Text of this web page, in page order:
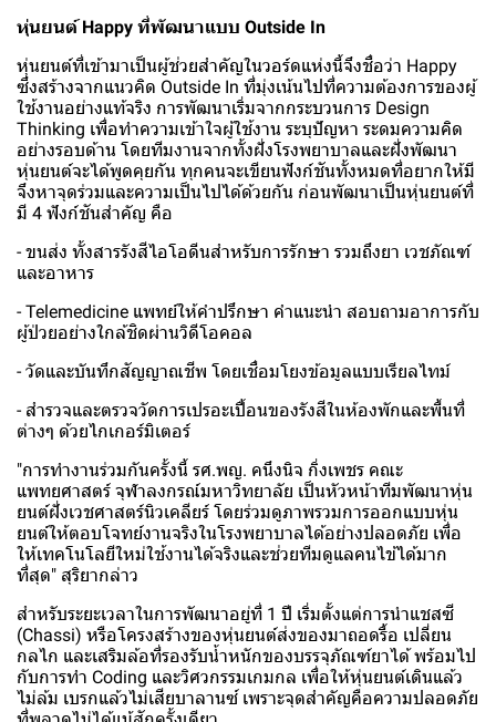
หุ่นยนต์ Happy ที่พัฒนาแบบ Outside In
หุ่นยนต์ที่เข้ามาเป็นผู้ช่วยสำคัญในวอร์ดแห่งนี้จึงชื่อว่า Happy
ซึ่งสร้างจากแนวคิด Outside In ที่มุ่งเน้นไปที่ความต้องการของผู้
ใช้งานอย่างแท้จริง การพัฒนาเริ่มจากกระบวนการ Design
Thinking เพื่อทำความเข้าใจผู้ใช้งาน ระบุปัญหา ระดมความคิด
อย่างรอบด้าน โดยทีมงานจากทั้งฝั่งโรงพยาบาลและฝั่งพัฒนา
หุ่นยนต์จะได้พูดคุยกัน ทุกคนจะเขียนฟังก์ชันทั้งหมดที่อยากให้มี
จึงหาจุดร่วมและความเป็นไปได้ด้วยกัน ก่อนพัฒนาเป็นหุ่นยนต์ที่
มี 4 ฟังก์ชันสำคัญ คือ
- ขนส่ง ทั้งสารรังสีไอโอดีนสำหรับการรักษา รวมถึงยา เวชภัณฑ์
และอาหาร
- Telemedicine แพทย์ให้คำปรึกษา คำแนะนำ สอบถามอาการกับ
ผู้ป่วยอย่างใกล้ชิดผ่านวิดีโอคอล
- วัดและบันทึกสัญญาณชีพ โดยเชื่อมโยงข้อมูลแบบเรียลไทม์
- สำรวจและตรวจวัดการเปรอะเปื้อนของรังสีในห้องพักและพื้นที่
ต่างๆ ด้วยไกเกอร์มิเตอร์
"การทำงานร่วมกันครั้งนี้ รศ.พญ. คนึงนิจ กิ่งเพชร คณะ
แพทยศาสตร์ จุฬาลงกรณ์มหาวิทยาลัย เป็นหัวหน้าทีมพัฒนาหุ่น
ยนต์ฝั่งเวชศาสตร์นิวเคลียร์ โดยร่วมดูภาพรวมการออกแบบหุ่น
ยนต์ให้ตอบโจทย์งานจริงในโรงพยาบาลได้อย่างปลอดภัย เพื่อ
ให้เทคโนโลยีใหม่ใช้งานได้จริงและช่วยทีมดูแลคนไข้ได้มาก
ที่สุด" สุริยากล่าว
สำหรับระยะเวลาในการพัฒนาอยู่ที่ 1 ปี เริ่มตั้งแต่การนำแชสซี
(Chassi) หรือโครงสร้างของหุ่นยนต์ส่งของมาถอดรื้อ เปลี่ยน
กลไก และเสริมล้อที่รองรับน้ำหนักของบรรจุภัณฑ์ยาได้ พร้อมไป
กับการทำ Coding และวิศวกรรมเกมกล เพื่อให้หุ่นยนต์เดินแล้ว
ไม่ล้ม เบรกแล้วไม่เสียบาลานซ์ เพราะจุดสำคัญคือความปลอดภัย